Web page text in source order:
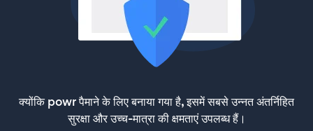
क्योंकि powr पैमाने के लिए बनाया गया है, इसमें सबसे उन्नत अंतर्निहित
सुरक्षा और उच्च-मात्रा की क्षमताएं उपलब्ध हैं।